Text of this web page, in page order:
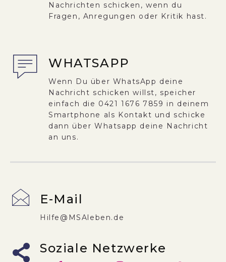
Nachrichten schicken, wenn du
Fragen, Anregungen oder Kritik hast.
WHATSAPP
Wenn Du über WhatsApp deine
Nachricht schicken willst, speicher
einfach die 0421 1676 7859 in deinem
Smartphone als Kontakt und schicke
dann über Whatsapp deine Nachricht
an uns.
E-Mail
Hilfe@MSAleben.de
Soziale Netzwerke